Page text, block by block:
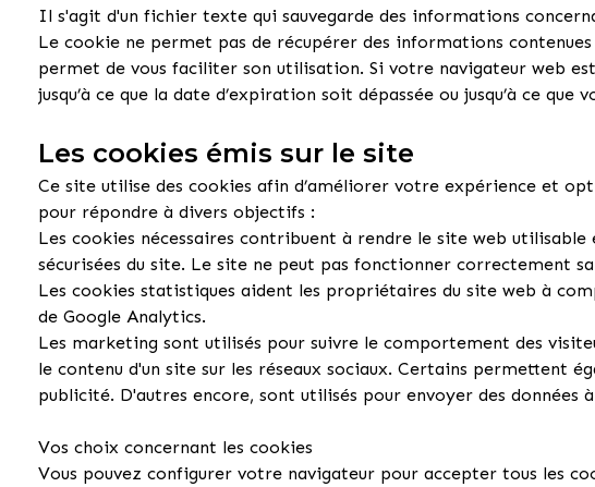
Il s'agit d'un fichier texte qui sauvegarde des informations
Le cookie ne permet pas de récupérer des informations
permet de vous faciliter son utilisation. Si votre navigateur web
jusqu’à ce que la date d’expiration soit dépassée ou jusqu’à ce
Les cookies émis sur le site
Ce site utilise des cookies afin d’améliorer votre expérience et
pour répondre à divers objectifs :
Les cookies nécessaires contribuent à rendre le site web
sécurisées du site. Le site ne peut pas fonctionner correctement
Les cookies statistiques aident les propriétaires du site web à
de Google Analytics.
Les marketing sont utilisés pour suivre le comportement des
le contenu d'un site sur les réseaux sociaux. Certains
publicité. D'autres encore, sont utilisés pour envoyer des données
Vos choix concernant les cookies
Vous pouvez configurer votre navigateur pour accepter tous les